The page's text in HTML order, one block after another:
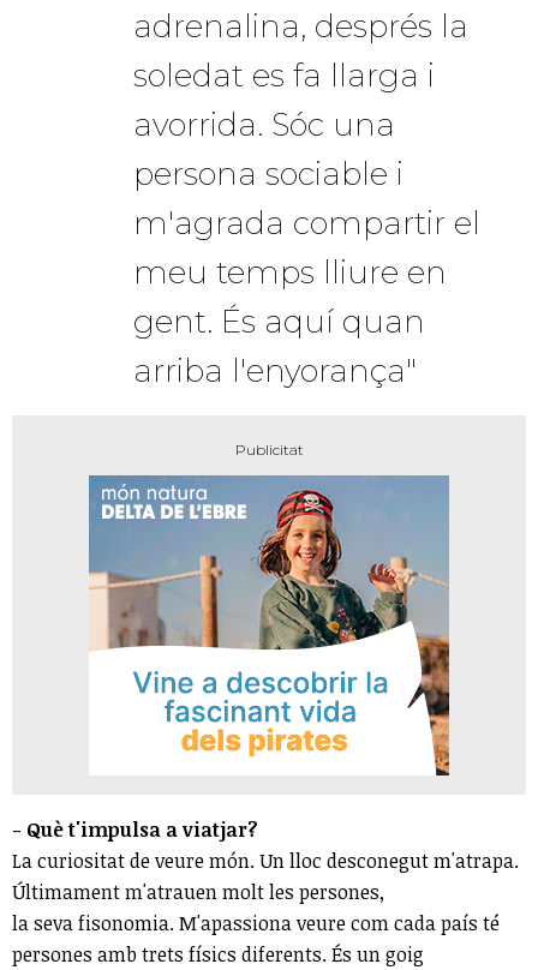
adrenalina, després la
soledat es fa llarga i
avorrida. Sóc una
persona sociable i
m'agrada compartir el
meu temps lliure en
gent. És aquí quan
arriba l'enyorança"
- Què t'impulsa a viatjar?
La curiositat de veure món. Un lloc desconegut m'atrapa.
Últimament m'atrauen molt les persones,
la seva fisonomia. M'apassiona veure com cada país té
persones amb trets físics diferents. És un goig